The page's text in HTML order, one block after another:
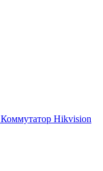
Коммутатор Hikvision